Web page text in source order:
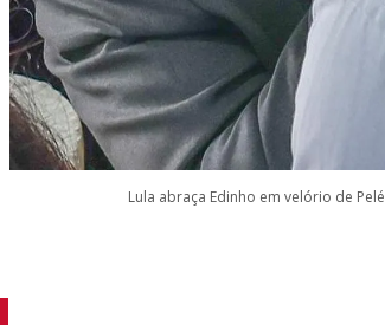
Lula abraça Edinho em velório de